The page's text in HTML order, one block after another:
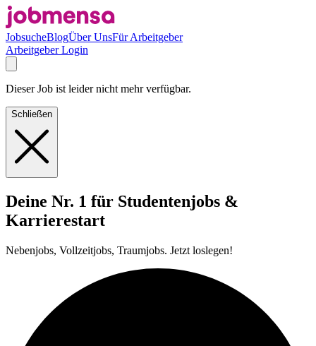
JobsucheBlogÜber UnsFür Arbeitgeber
Arbeitgeber Login
Dieser Job ist leider nicht mehr verfügbar.
Schließen
Deine Nr. 1 für Studentenjobs &
Karrierestart
Nebenjobs, Vollzeitjobs, Traumjobs. Jetzt loslegen!